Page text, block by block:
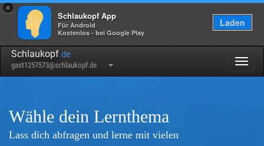
×
Schlaukopf App
Für Android
Kostenlos - bei Google Play
Laden
Schlaukopf.de
gast1257573@schlaukopf.de
Wähle dein Lernthema
Lass dich abfragen und lerne mit vielen